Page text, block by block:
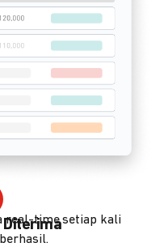
Diterima
real-time setiap kali